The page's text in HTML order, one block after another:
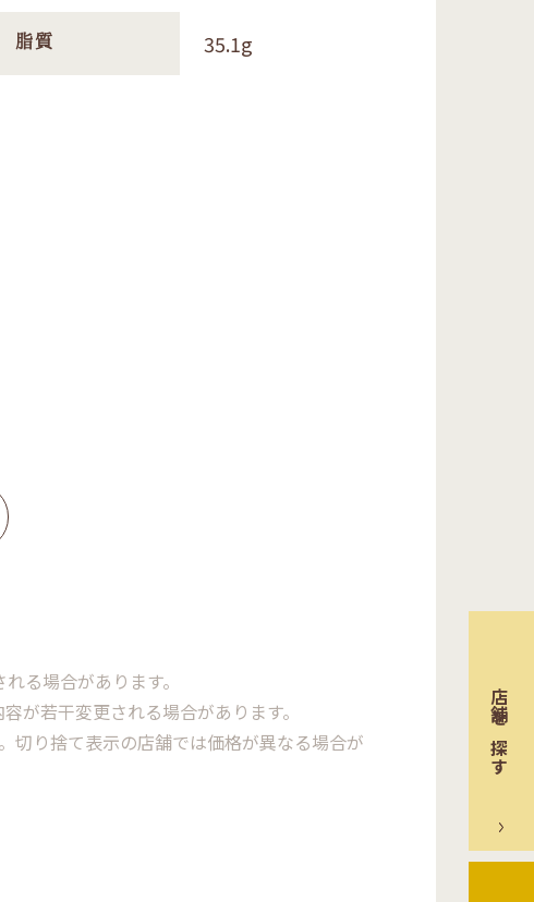
店舗を探す
脂質 35.1g
る場合があります。
が若干変更される場合があります。
切り捨て表示の店舗では価格が異なる場合が